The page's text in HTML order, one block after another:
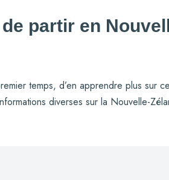
partir en
temps, d’en apprendre plus sur
diverses sur la Nouvelle-